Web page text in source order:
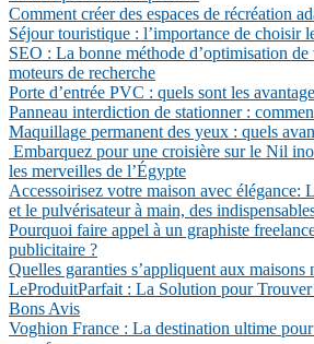
Comment créer des espaces de récréation
Séjour touristique : l’importance de choisir
SEO : La bonne méthode d’optimisation
moteurs de recherche
Porte d’entrée PVC : quels sont les
Panneau interdiction de stationner :
Maquillage permanent des yeux : quels
Embarquez pour une croisière sur le Nil
les merveilles de l’Égypte
Accessoirisez votre maison avec élégance:
et le pulvérisateur à main, des
Pourquoi faire appel à un graphiste
publicitaire ?
Quelles garanties s’appliquent aux maisons
LeProduitParfait : La Solution pour Trouver
Bons Avis
Voghion France : La destination ultime